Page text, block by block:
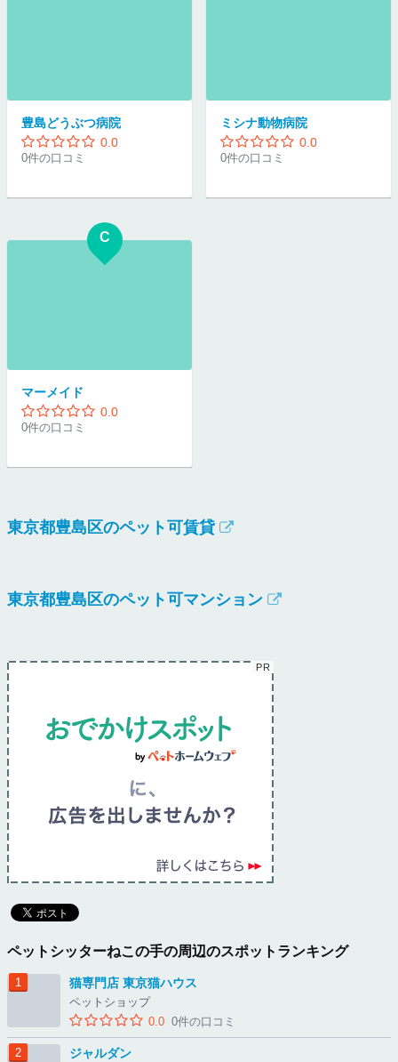
豊島どうぶつ病院
0.0
0件の口コミ
ミシナ動物病院
0.0
0件の口コミ
C
マーメイド
0.0
0件の口コミ
東京都豊島区のペット可賃貸
東京都豊島区のペット可マンション
ペットシッターねこの手の周辺のスポットランキング
猫専門店 東京猫ハウス
ペットショップ
0.0 0件の口コミ
ジャルダン